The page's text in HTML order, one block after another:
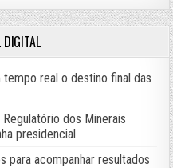
DIGITAL
real o destino final das
dos Minerais
presidencial
para acompanhar resultados